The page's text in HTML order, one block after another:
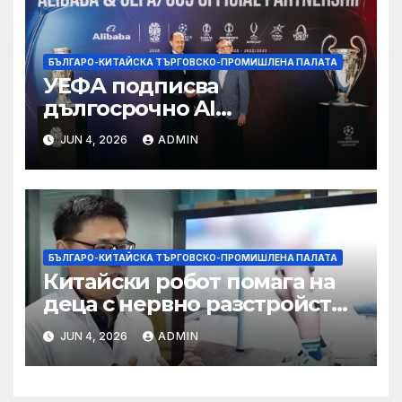
БЪЛГАРО-КИТАЙСКА ТЪРГОВСКО-ПРОМИШЛЕНА ПАЛАТА
УЕФА подписва
дългосрочно AI
партньорство с Alibaba
JUN 4, 2026 ADMIN
БЪЛГАРО-КИТАЙСКА ТЪРГОВСКО-ПРОМИШЛЕНА ПАЛАТА
Китайски робот помага на
деца с нервно разстройство
да се изправят за първи път
JUN 4, 2026 ADMIN